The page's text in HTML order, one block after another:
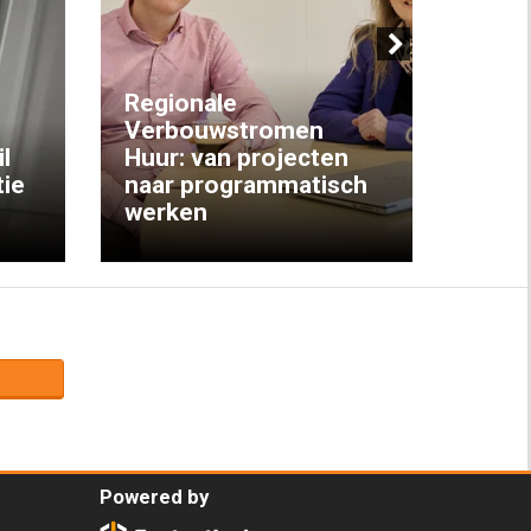
Regionale
Verbouwstromen
Huur: van projecten
naar programmatisch
werken
Next
Powered by